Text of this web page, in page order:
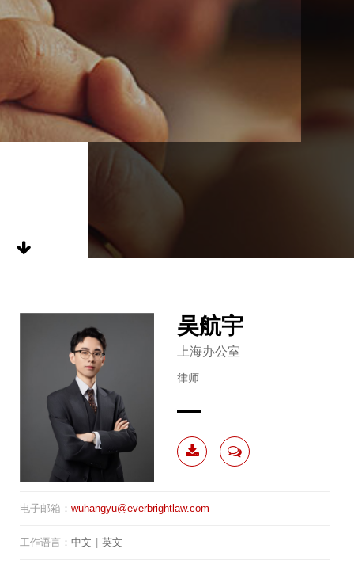
吴航宇
上海办公室
律师
简历
电子邮箱： wuhangyu@everbrightlaw.com
工作语言： 中文 英文